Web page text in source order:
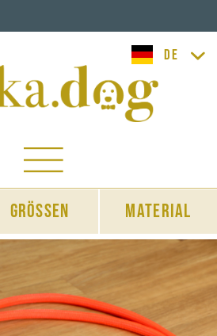
lucka.dog
Grössen Material